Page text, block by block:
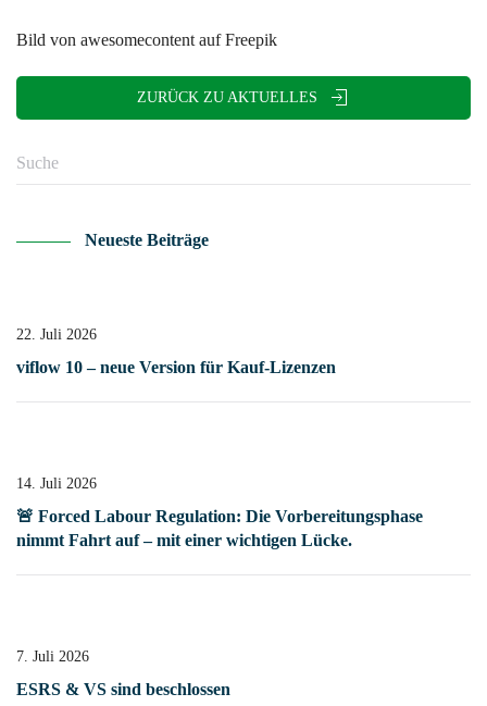
Bild von awesomecontent auf Freepik
ZURÜCK ZU AKTUELLES
Neueste Beiträge
22. Juli 2026
viflow 10 – neue Version für Kauf-Lizenzen
14. Juli 2026
🚨 Forced Labour Regulation: Die Vorbereitungsphase
nimmt Fahrt auf – mit einer wichtigen Lücke.
7. Juli 2026
ESRS & VS sind beschlossen